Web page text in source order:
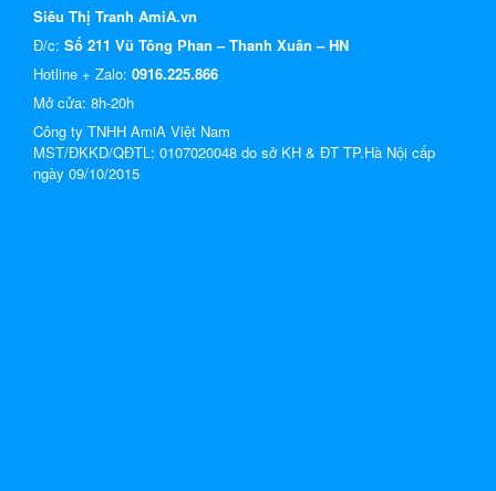
Siêu Thị Tranh AmiA.vn
Đ/c: Số 211 Vũ Tông Phan – Thanh Xuân – HN
Hotline + Zalo: 0916.225.866
Mở cửa: 8h-20h
Công ty TNHH AmiA Việt Nam
MST/ĐKKD/QĐTL: 0107020048 do sở KH & ĐT TP.Hà Nội cấp
ngày 09/10/2015